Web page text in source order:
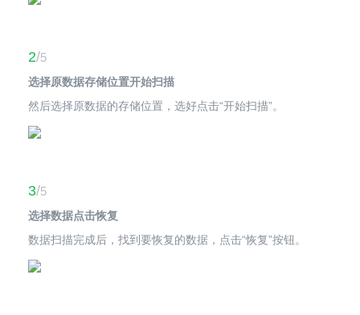
2/5
选择原数据存储位置开始扫描
然后选择原数据的存储位置，选好点击“开始扫描”。
3/5
选择数据点击恢复
数据扫描完成后，找到要恢复的数据，点击“恢复”按钮。